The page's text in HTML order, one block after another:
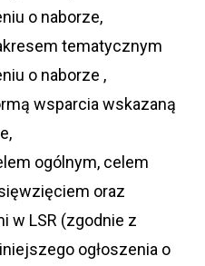
o naborze,
tematycznym
o naborze ,
wsparcia wskazaną
ogólnym, celem
oraz
w LSR (zgodnie z
ogłoszenia o